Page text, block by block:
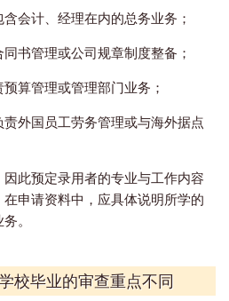
会计、经理在内的总务业务；
书管理或公司规章制度整备；
算管理或管理部门业务；
外国员工劳务管理或与海外据点
此预定录用者的专业与工作内容
申请资料中，应具体说明所学的
。
校毕业的审查重点不同